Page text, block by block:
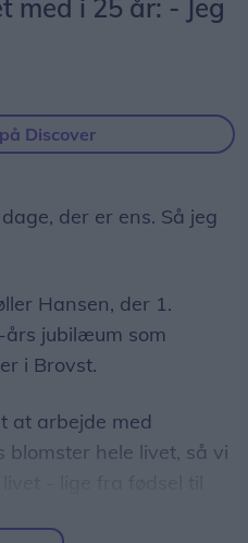
i 25 år: - Jeg
Discover
der er ens. Så jeg
Hansen, der 1.
års jubilæum som
i Brovst.
at arbejde med
blomster hele livet, så vi